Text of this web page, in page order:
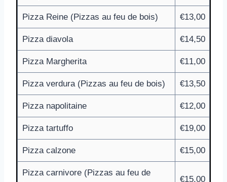
Pizza Reine (Pizzas au feu de bois) €13,00
Pizza diavola €14,50
Pizza Margherita €11,00
Pizza verdura (Pizzas au feu de bois) €13,50
Pizza napolitaine €12,00
Pizza tartuffo €19,00
Pizza calzone €15,00
Pizza carnivore (Pizzas au feu de
€15,00